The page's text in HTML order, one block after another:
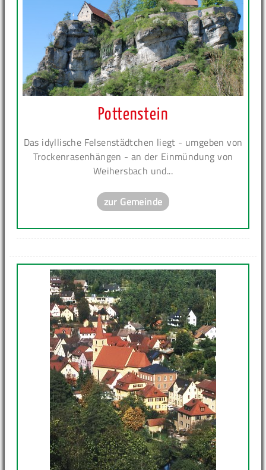
Pottenstein
Das idyllische Felsenstädtchen liegt - umgeben von
Trockenrasenhängen - an der Einmündung von
Weihersbach und...
zur Gemeinde